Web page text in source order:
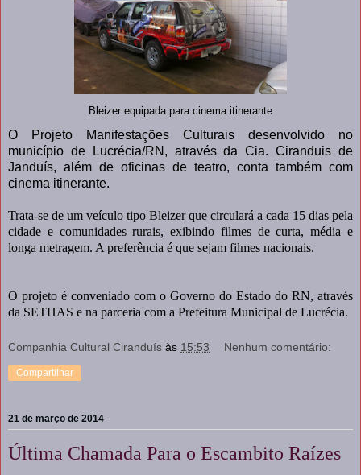
Bleizer equipada para cinema itinerante
O Projeto Manifestações Culturais desenvolvido no
município de Lucrécia/RN, através da Cia. Ciranduis de
Janduís, além de oficinas de teatro, conta também com
cinema itinerante.
Trata-se de um veículo tipo Bleizer que circulará a cada 15 dias pela
cidade e comunidades rurais, exibindo filmes de curta, média e
longa metragem. A preferência é que sejam filmes nacionais.
O projeto é conveniado com o Governo do Estado do RN, através
da SETHAS e na parceria com a Prefeitura Municipal de Lucrécia.
Companhia Cultural Ciranduís às 15:53 Nenhum comentário:
Compartilhar
21 de março de 2014
Última Chamada Para o Escambito Raízes